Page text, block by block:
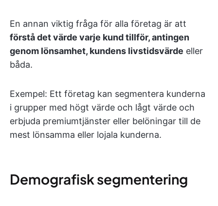
En annan viktig fråga för alla företag är att
förstå det värde varje kund tillför, antingen
genom lönsamhet, kundens livstidsvärde eller
båda.
Exempel: Ett företag kan segmentera kunderna
i grupper med högt värde och lågt värde och
erbjuda premiumtjänster eller belöningar till de
mest lönsamma eller lojala kunderna.
Demografisk segmentering